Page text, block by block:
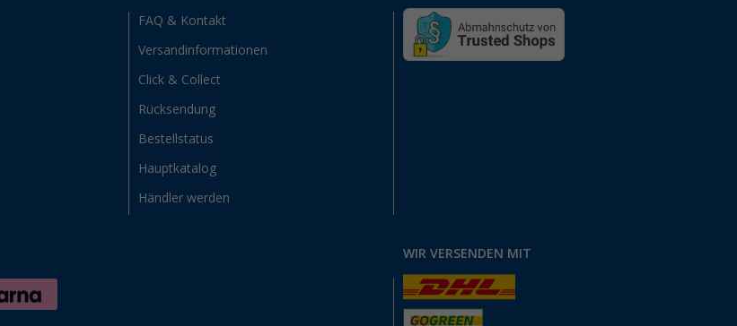
FAQ & Kontakt
Versandinformationen
Click & Collect
Rücksendung
Bestellstatus
Hauptkatalog
Händler werden
WIR VERSENDEN MIT